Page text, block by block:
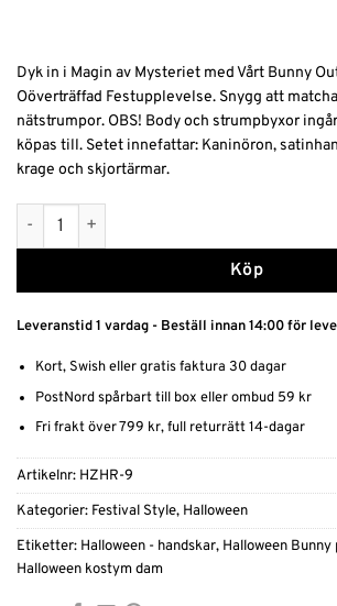
Dyk in i Magin av Mysteriet med Vårt Bunny
Oöverträffad Festupplevelse. Snygg att
nätstrumpor. OBS! Body och strumpbyxor
köpas till. Setet innefattar: Kaninöron,
krage och skjortärmar.
Charmigt Bunny Outfit Set mängd
Köp
Alternative:
Leveranstid 1 vardag - Beställ innan 14:00 för
Kort, Swish eller gratis faktura 30 dagar
PostNord spårbart till box eller ombud 59 kr
Fri frakt över 799 kr, full returrätt 14-dagar
Artikelnr: HZHR-9
Kategorier: Festival Style, Halloween
Etiketter: Halloween - handskar, Halloween Bunny
Halloween kostym dam